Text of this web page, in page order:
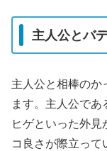
主人公とバ
主人公と相棒のか
ます。主人公で
ヒゲといった外
コ良さが際立って